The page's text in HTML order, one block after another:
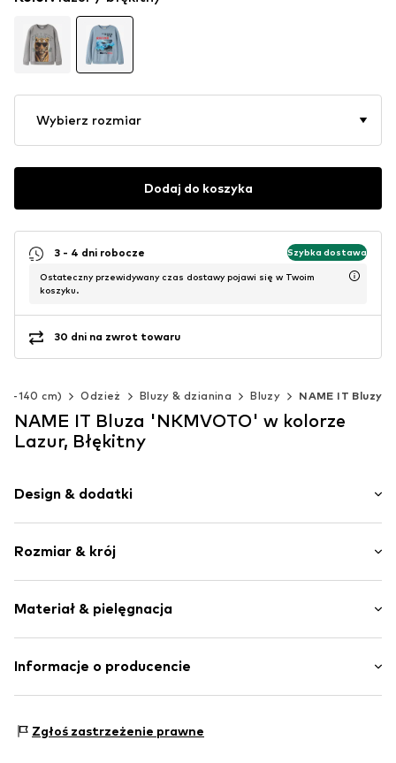
Wybierz rozmiar
Dodaj do koszyka
3 - 4 dni robocze Szybka dostawa
Ostateczny przewidywany czas dostawy pojawi się w Twoim
koszyku.
30 dni na zwrot towaru
140 cm) Odzież Bluzy & dzianina Bluzy NAME IT Bluzy
NAME IT Bluza 'NKMVOTO' w kolorze
Lazur, Błękitny
Design & dodatki
Dres
Okrągły dekolt
Kołnierz ze ściągaczem
Miękki w dotyku
Rozmiar & krój
Długość: Długość normalna
Krój: Normalny krój
Materiał & pielęgnacja
Materiał: 100% Bawełna
Informacje o producencie
22457 Hamburg
Zgłoś zastrzeżenie prawne